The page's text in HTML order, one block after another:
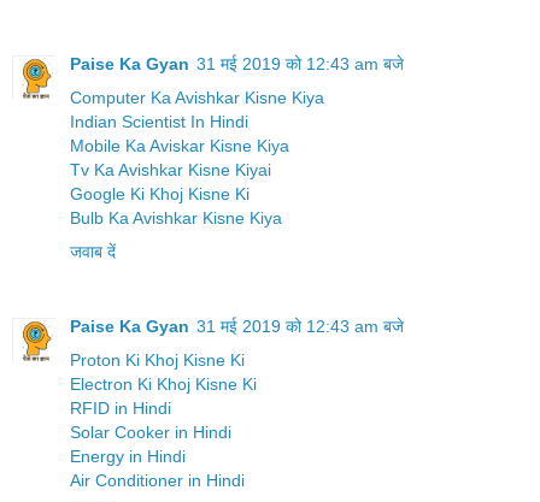
Paise Ka Gyan 31 मई 2019 को 12:43 am बजे
Computer Ka Avishkar Kisne Kiya
Indian Scientist In Hindi
Mobile Ka Aviskar Kisne Kiya
Tv Ka Avishkar Kisne Kiyai
Google Ki Khoj Kisne Ki
Bulb Ka Avishkar Kisne Kiya
जवाब दें
Paise Ka Gyan 31 मई 2019 को 12:43 am बजे
Proton Ki Khoj Kisne Ki
Electron Ki Khoj Kisne Ki
RFID in Hindi
Solar Cooker in Hindi
Energy in Hindi
Air Conditioner in Hindi